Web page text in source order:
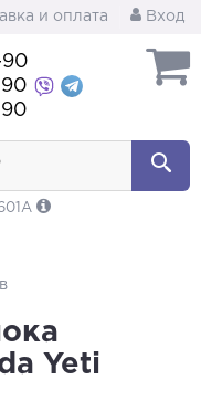
и оплата Вход
90
Yeti